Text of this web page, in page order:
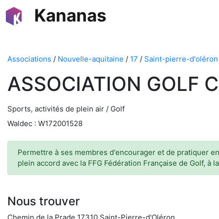
Kananas
Associations / Nouvelle-aquitaine / 17 / Saint-pierre-d'oléron
ASSOCIATION GOLF
Sports, activités de plein air / Golf
Waldec : W172001528
Permettre à ses membres d'encourager et de pratiquer
plein accord avec la FFG Fédération Française de Golf, à
Nous trouver